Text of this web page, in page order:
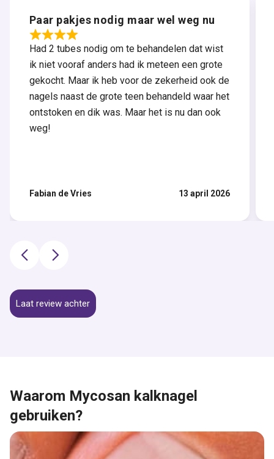
Paar pakjes nodig maar wel weg nu
Had 2 tubes nodig om te behandelen dat wist
ik niet vooraf anders had ik meteen een grote
gekocht. Maar ik heb voor de zekerheid ook de
nagels naast de grote teen behandeld waar het
ontstoken en dik was. Maar het is nu dan ook
weg!
Fabian de Vries 13 april 2026
Laat review achter
Waarom Mycosan kalknagel
gebruiken?